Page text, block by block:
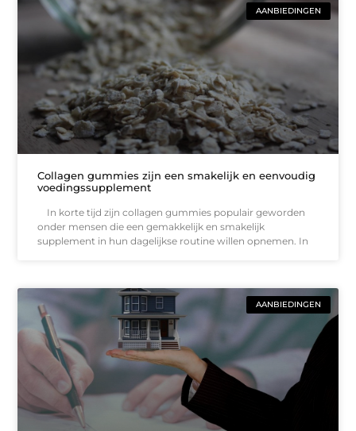
AANBIEDINGEN
Collagen gummies zijn een smakelijk en eenvoudig
voedingssupplement
In korte tijd zijn collagen gummies populair geworden
onder mensen die een gemakkelijk en smakelijk
supplement in hun dagelijkse routine willen opnemen. In
AANBIEDINGEN